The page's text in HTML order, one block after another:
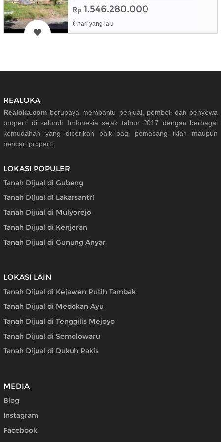
Rp 1.546.280.000
6 hari yang lalu
REALOKA
Realoka.com berupaya membantu penjual, pembeli dan penyewa
properti di seluruh Indonesia sejak tahun 2017 dengan berbagai
kemudahan yang diberikan baik bagi pemasang iklan maupun
pencari properti.
LOKASI POPULER
Tanah Dijual di Gubeng
Tanah Dijual di Lakarsantri
Tanah Dijual di Mulyorejo
Tanah Dijual di Kenjeran
Tanah Dijual di Gunung Anyar
LOKASI LAIN
Tanah Dijual di Kejawen Putih Tambak
Tanah Dijual di Medokan Ayu
Tanah Dijual di Tenggilis Mejoyo
Tanah Dijual di Semolowaru
Tanah Dijual di Dukuh Pakis
MEDIA
Blog
Instagram
Facebook